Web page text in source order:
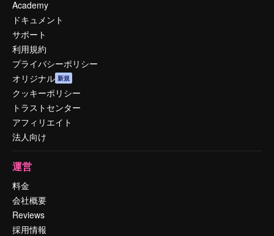
Academy
ドキュメント
サポート
利用規約
プライバシーポリシー
オリジナル 新規
クッキーポリシー
トラストセンター
アフィリエイト
法人向け
運営
料金
会社概要
Reviews
採用情報